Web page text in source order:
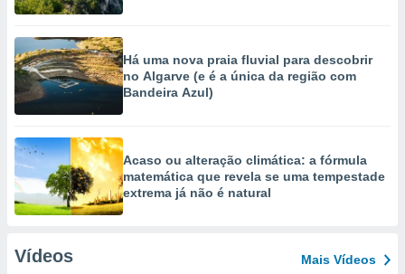
Há uma nova praia fluvial para descobrir
no Algarve (e é a única da região com
Bandeira Azul)
Acaso ou alteração climática: a fórmula
matemática que revela se uma tempestade
extrema já não é natural
Vídeos Mais Vídeos